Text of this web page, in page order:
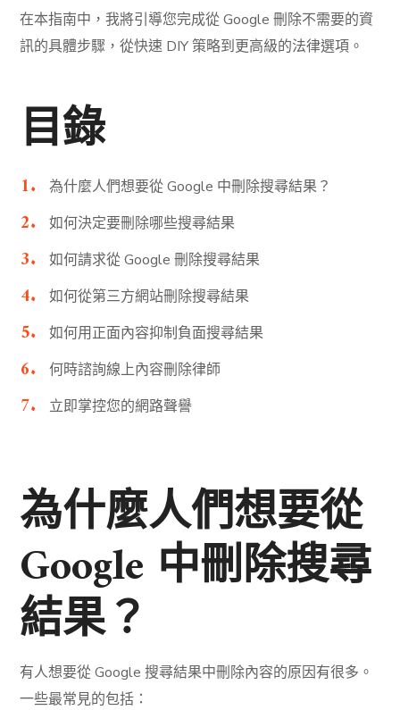
在本指南中，我將引導您完成從 Google 刪除不需要的資
訊的具體步驟，從快速 DIY 策略到更高級的法律選項。
目錄
為什麼人們想要從 Google 中刪除搜尋結果？
如何決定要刪除哪些搜尋結果
如何請求從 Google 刪除搜尋結果
如何從第三方網站刪除搜尋結果
如何用正面內容抑制負面搜尋結果
何時諮詢線上內容刪除律師
立即掌控您的網路聲譽
為什麼人們想要從
Google 中刪除搜尋
結果？
有人想要從 Google 搜尋結果中刪除內容的原因有很多。
一些最常見的包括：